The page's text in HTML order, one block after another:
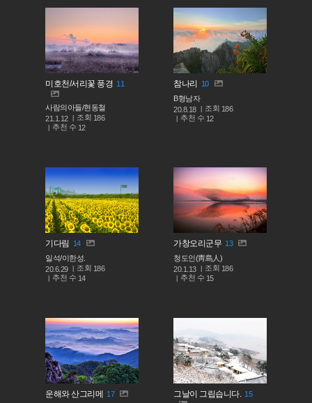
미호천/서리꽃 풍경 11
사람의아들/현동철
21.1.12
조회 186
추천 수 12
참나리 10
B형남자
20.8.18
조회 186
추천 수 12
기다림 14
일석/이한성.
20.6.29
조회 186
추천 수 14
가창오리군무 13
청도인(靑島人)
20.1.13
조회 186
추천 수 15
운해와 산그리메 17
그날이 그립습니다. 15